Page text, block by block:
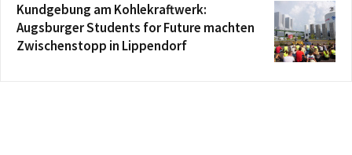
Kundgebung am Kohlekraftwerk:
Augsburger Students for Future machten
Zwischenstopp in Lippendorf